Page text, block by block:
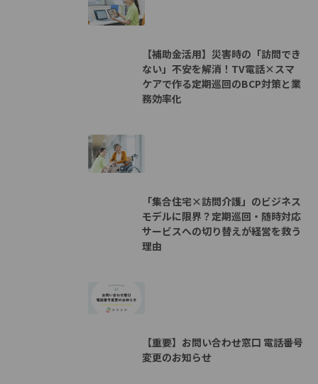
【補助金活用】災害時の「訪問でき
ない」不安を解消！TV電話×スマ
ケアで作る定期巡回のBCP対策と業
務効率化
「集合住宅×訪問介護」のビジネス
モデルに限界？定期巡回・随時対応
サービスへの切り替えが経営を救う
理由
【重要】お問い合わせ窓口 電話番号
変更のお知らせ